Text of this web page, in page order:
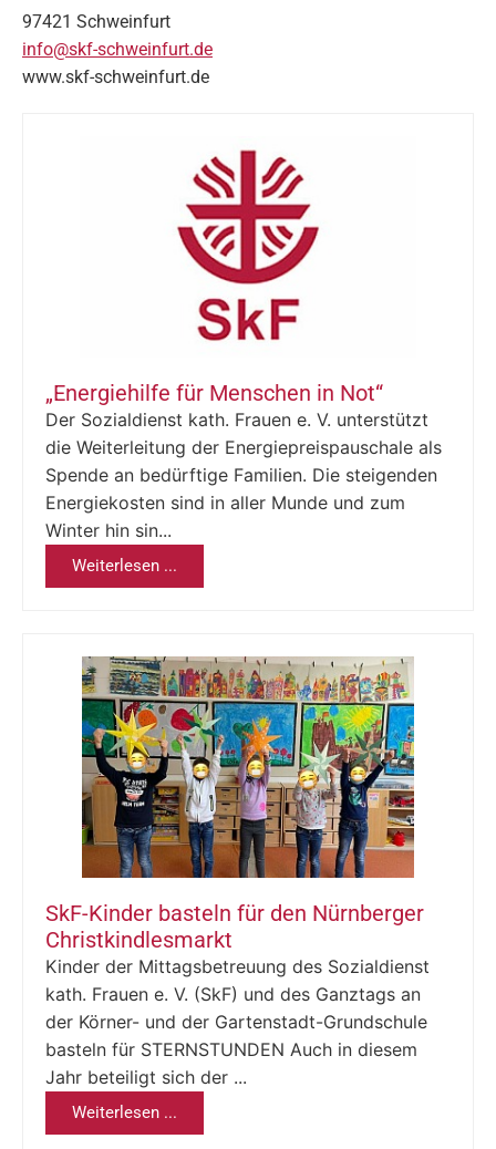
97421 Schweinfurt
info@skf-schweinfurt.de
www.skf-schweinfurt.de
„Energiehilfe für Menschen in Not“
Der Sozialdienst kath. Frauen e. V. unterstützt
die Weiterleitung der Energiepreispauschale als
Spende an bedürftige Familien. Die steigenden
Energiekosten sind in aller Munde und zum
Winter hin sin...
Weiterlesen ...
SkF-Kinder basteln für den Nürnberger
Christkindlesmarkt
Kinder der Mittagsbetreuung des Sozialdienst
kath. Frauen e. V. (SkF) und des Ganztags an
der Körner- und der Gartenstadt-Grundschule
basteln für STERNSTUNDEN Auch in diesem
Jahr beteiligt sich der ...
Weiterlesen ...